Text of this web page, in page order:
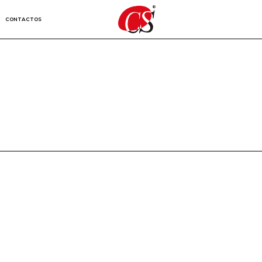
CONTACTOS